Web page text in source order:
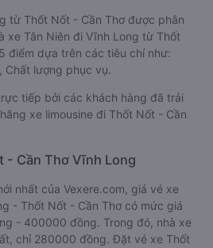
từ Thốt Nốt - Cần Thơ được phân
xe Tân Niên đi Vĩnh Long từ Thốt
điểm dựa trên các tiêu chí như:
Chất lượng phục vụ.
tiếp bởi các khách hàng đã trải
xe limousine đi Thốt Nốt - Cần
- Cần Thơ Vĩnh Long
nhất của Vexere.com, giá vé xe
- Thốt Nốt - Cần Thơ có mức giá
- 400000 đồng. Trong đó, nhà xe
chỉ 280000 đồng. Đặt vé xe Thốt